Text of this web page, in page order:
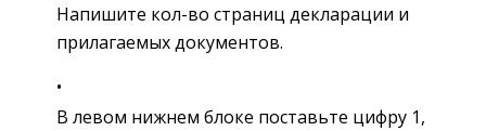
Напишите кол-во страниц декларации и
прилагаемых документов.
В левом нижнем блоке поставьте цифру 1,